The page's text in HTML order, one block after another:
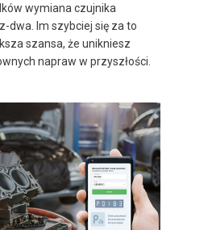
wymiana czujnika
dwa. Im szybciej się za to
szansa, że unikniesz
napraw w przyszłości.